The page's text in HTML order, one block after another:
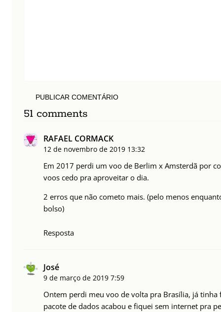
PUBLICAR COMENTÁRIO
51 comments
RAFAEL CORMACK
12 de novembro de 2019 13:32
Em 2017 perdi um voo de Berlim x Amsterdã por
voos cedo pra aproveitar o dia.
2 erros que não cometo mais. (pelo menos
bolso)
Resposta
José
9 de março de 2019 7:59
Ontem perdi meu voo de volta pra Brasília, já
pacote de dados acabou e fiquei sem internet pra